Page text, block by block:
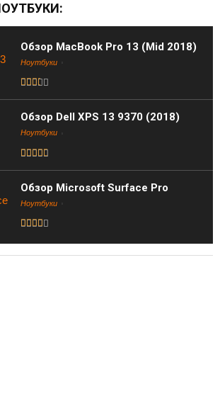
Обзор MacBook Pro 13 (Mid 2018)
Ноутбуки
Обзор Dell XPS 13 9370 (2018)
Ноутбуки
Обзор Microsoft Surface Pro
Ноутбуки